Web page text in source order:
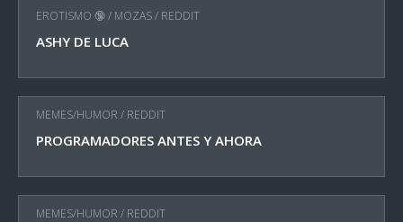
EROTISMO 🔞/ MOZAS/ REDDIT
ASHY DE LUCA
MEMES/HUMOR / REDDIT
PROGRAMADORES ANTES Y AHORA
MEMES/HUMOR / REDDIT